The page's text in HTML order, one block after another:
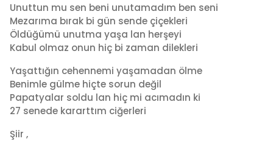
Unuttun mu sen beni unutamadım ben seni
Mezarıma bırak bi gün sende çiçekleri
Öldüğümü unutma yaşa lan herşeyi
Kabul olmaz onun hiç bi zaman dilekleri
Yaşattığın cehennemi yaşamadan ölme
Benimle gülme hiçte sorun değil
Papatyalar soldu lan hiç mi acımadın ki
27 senede kararttım ciğerleri
Şiir ,